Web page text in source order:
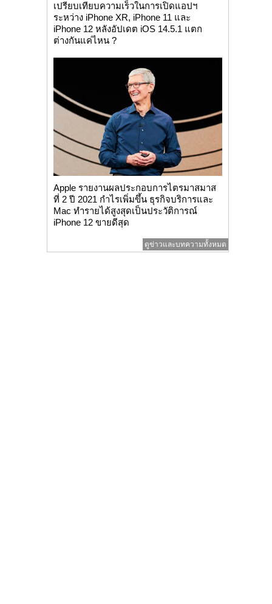
เปรียบเทียบความเร็วในการเปิดแอปฯ
ระหว่าง iPhone XR, iPhone 11 และ
iPhone 12 หลังอัปเดต iOS 14.5.1 แตก
ต่างกันแค่ไหน ?
Apple รายงานผลประกอบการไตรมาสมาส
ที่ 2 ปี 2021 กำไรเพิ่มขึ้น ธุรกิจบริการและ
Mac ทำรายได้สูงสุดเป็นประวัติการณ์
iPhone 12 ขายดีสุด
ดูข่าวและบทความทั้งหมด